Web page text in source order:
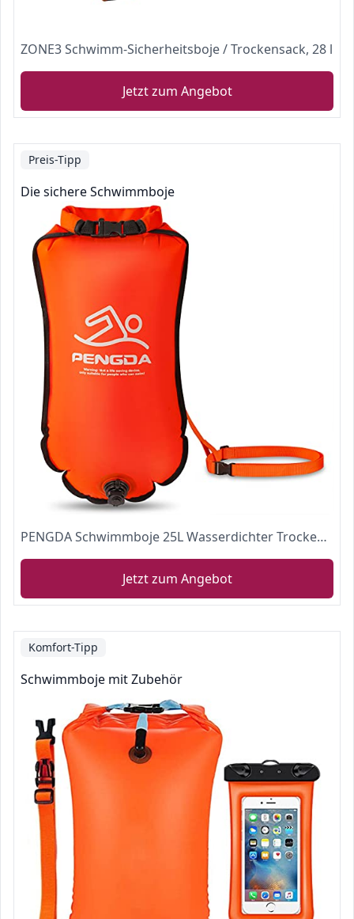
ZONE3 Schwimm-Sicherheitsboje / Trockensack, 28 l
Jetzt zum Angebot
Preis-Tipp
Die sichere Schwimmboje
PENGDA Schwimmboje 25L Wasserdichter Trockensack Sicherheit Schwimmen Open Water und Triathlon Swimming Buoy, Swim Bubble für Kajakfahrer Freiwasser-Triathleten, Surfer, Schwimmen, Bootfahre (Orange)
Jetzt zum Angebot
Komfort-Tipp
Schwimmboje mit Zubehör